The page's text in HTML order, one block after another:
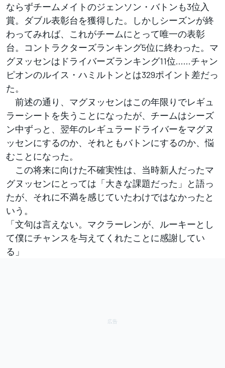
ならずチームメイトのジェンソン・バトンも3位入
賞。ダブル表彰台を獲得した。しかしシーズンが終
わってみれば、これがチームにとって唯一の表彰
台。コントラクターズランキング5位に終わった。マ
グヌッセンはドライバーズランキング11位……チャン
ピオンのルイス・ハミルトンとは329ポイント差だっ
た。
前述の通り、マグヌッセンはこの年限りでレギュ
ラーシートを失うことになったが、チームはシーズ
ン中ずっと、翌年のレギュラードライバーをマグヌ
ッセンにするのか、それともバトンにするのか、悩
むことになった。
この将来に向けた不確実性は、当時新人だったマ
グヌッセンにとっては「大きな課題だった」と語っ
たが、それに不満を感じていたわけではなかったと
いう。
「文句は言えない。マクラーレンが、ルーキーとし
て僕にチャンスを与えてくれたことに感謝してい
る」